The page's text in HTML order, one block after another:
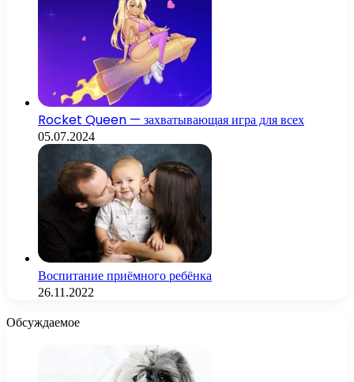
Rocket Queen — захватывающая игра для всех
05.07.2024
Воспитание приёмного ребёнка
26.11.2022
Обсуждаемое